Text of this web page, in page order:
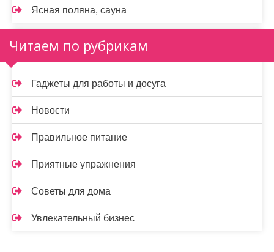
Ясная поляна, сауна
Читаем по рубрикам
Гаджеты для работы и досуга
Новости
Правильное питание
Приятные упражнения
Советы для дома
Увлекательный бизнес